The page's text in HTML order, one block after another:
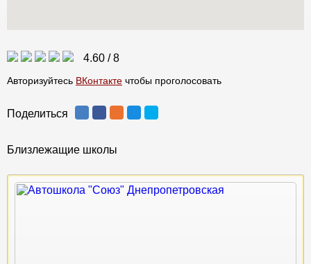
4.60 /8
Авторизуйтесь ВКонтакте чтобы проголосовать
Поделиться
Близлежащие школы